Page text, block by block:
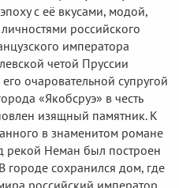
с её вкусами, модой,
российского
императора
четой Пруссии
очаровательной супругой
«Якобсруэ» в честь
изящный памятник. К
в знаменитом романе
рекой Неман был построен
сохранился дом, где
российский император.